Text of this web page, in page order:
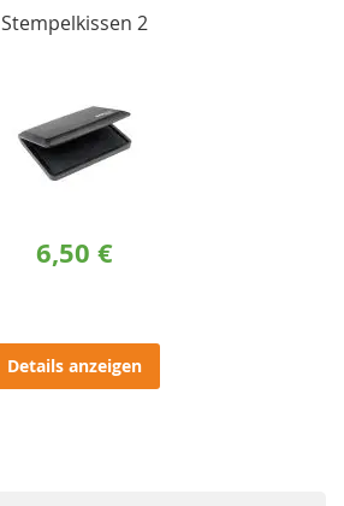
Stempelkissen 2
6,50 €
Details anzeigen